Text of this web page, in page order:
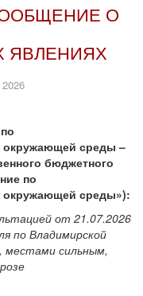
О
ЯВЛЕНИЯХ
окружающей среды –
бюджетного
по
окружающей среды»):
от 21.07.2026
по Владимирской
местами сильным,